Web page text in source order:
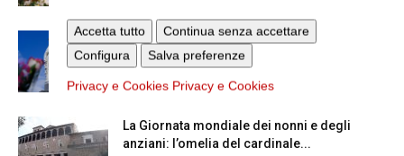
Accetta tutto
Continua senza accettare
Configura
Salva preferenze
Privacy e Cookies Privacy e Cookies
Dal 28 al 31 agosto il pellegrinaggio
diocesano a Lourdes
La Giornata mondiale dei nonni e degli
anziani: l’omelia del cardinale...